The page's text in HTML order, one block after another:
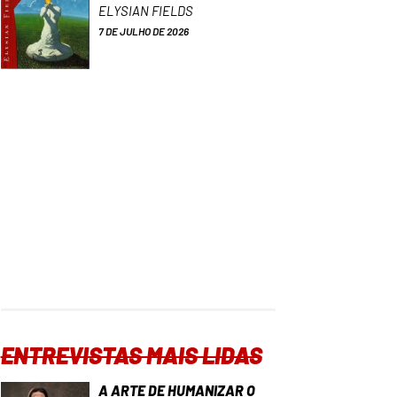
ELYSIAN FIELDS
7 DE JULHO DE 2026
ENTREVISTAS MAIS LIDAS
A ARTE DE HUMANIZAR O